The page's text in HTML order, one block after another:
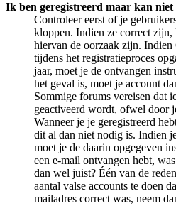
Ik ben geregistreerd maar kan niet
Controleer eerst of je
kloppen. Indien ze correct zijn,
hiervan de oorzaak zijn.
tijdens het registratieproces
jaar, moet je de ontvangen
het geval is, moet je account
Sommige forums vereisen dat
geactiveerd wordt, ofwel door
Wanneer je je geregistreerd
dit al dan niet nodig is. Indien
moet je de daarin opgegeven
een e-mail ontvangen hebt,
dan wel juist? Één van de
aantal valse accounts te doen
mailadres correct was, neem